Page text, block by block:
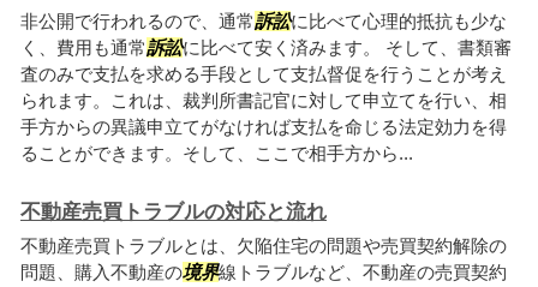
非公開で行われるので、通常訴訟に比べて心理的抵抗も少な
く、費用も通常訴訟に比べて安く済みます。 そして、書類審
査のみで支払を求める手段として支払督促を行うことが考え
られます。これは、裁判所書記官に対して申立てを行い、相
手方からの異議申立てがなければ支払を命じる法定効力を得
ることができます。そして、ここで相手方から...
不動産売買トラブルの対応と流れ
不動産売買トラブルとは、欠陥住宅の問題や売買契約解除の
問題、購入不動産の境界線トラブルなど、不動産の売買契約